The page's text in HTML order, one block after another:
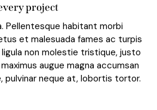
project
Pellentesque habitant morbi
et malesuada fames ac turpis
non molestie tristique, justo
augue magna accumsan
pulvinar neque at, lobortis tortor.